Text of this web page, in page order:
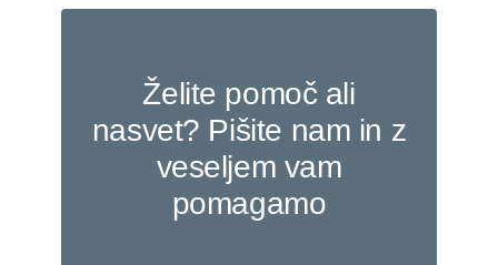
Želite pomoč ali
nasvet? Pišite nam in z
veseljem vam
pomagamo